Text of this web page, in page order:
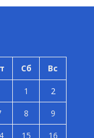
Сб Вс
1
2
8
9
15 16